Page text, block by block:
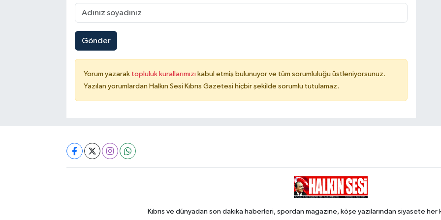
Gönder
Yorum yazarak topluluk kurallarımızı kabul etmiş bulunuyor ve tüm sorumluluğu üstleniyorsunuz.
Yazılan yorumlardan Halkın Sesi Kıbrıs Gazetesi hiçbir şekilde sorumlu tutulamaz.
Kıbrıs ve dünyadan son dakika haberleri, spordan magazine, köşe yazılarından siyasete